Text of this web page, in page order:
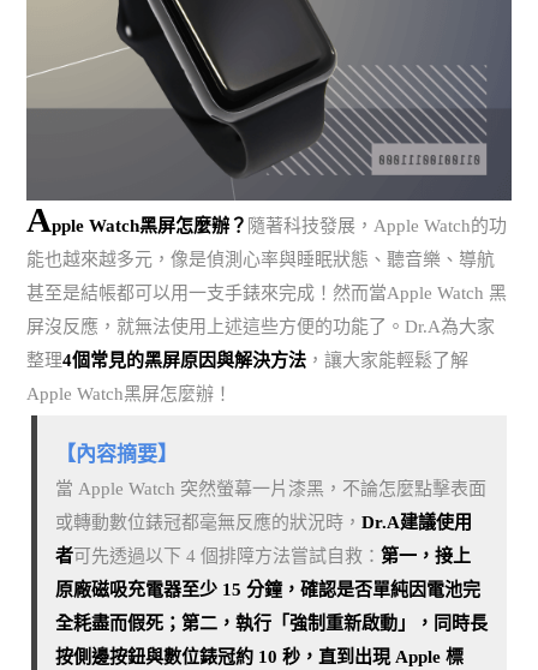
Apple Watch黑屏怎麼辦？ 隨著科技發展，Apple Watch的功
能也越來越多元，像是偵測心率與睡眠狀態、聽音樂、導航
甚至是結帳都可以用一支手錶來完成！然而當Apple Watch 黑
屏沒反應，就無法使用上述這些方便的功能了。Dr.A為大家
整理4個常見的黑屏原因與解決方法 ，讓大家能輕鬆了解
Apple Watch黑屏怎麼辦！
【內容摘要】
當 Apple Watch 突然螢幕一片漆黑，不論怎麼點擊表面
或轉動數位錶冠都毫無反應的狀況時，Dr.A建議使用
者可先透過以下 4 個排障方法嘗試自救：第一，接上
原廠磁吸充電器至少 15 分鐘，確認是否單純因電池完
全耗盡而假死；第二，執行「強制重新啟動」，同時長
按側邊按鈕與數位錶冠約 10 秒，直到出現 Apple 標